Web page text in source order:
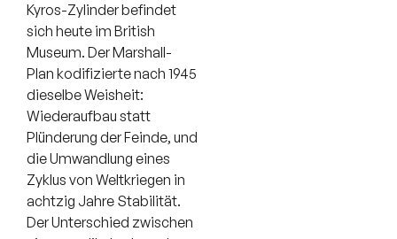
Kyros-Zylinder befindet
sich heute im British
Museum. Der Marshall-
Plan kodifizierte nach 1945
dieselbe Weisheit:
Wiederaufbau statt
Plünderung der Feinde, und
die Umwandlung eines
Zyklus von Weltkriegen in
achtzig Jahre Stabilität.
Der Unterschied zwischen